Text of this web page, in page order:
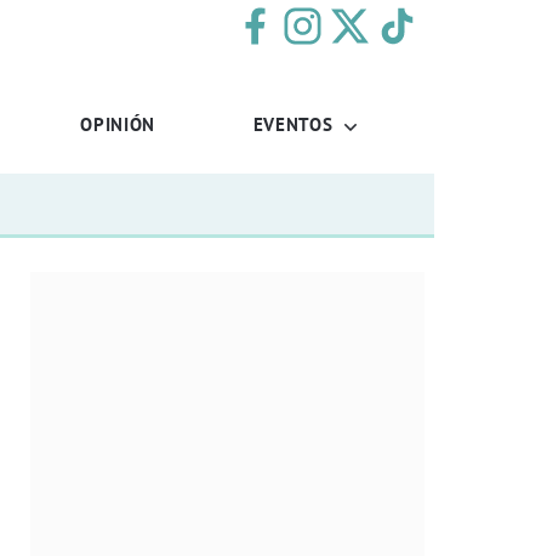
OPINIÓN EVENTOS